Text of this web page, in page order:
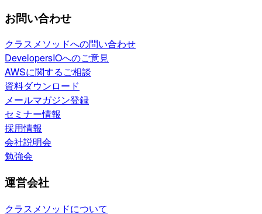
お問い合わせ
クラスメソッドへの問い合わせ
DevelopersIOへのご意見
AWSに関するご相談
資料ダウンロード
メールマガジン登録
セミナー情報
採用情報
会社説明会
勉強会
運営会社
クラスメソッドについて